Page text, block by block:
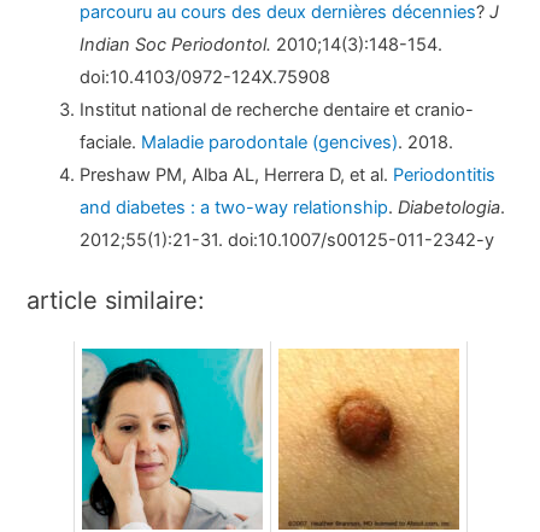
parcouru au cours des deux dernières décennies? J
Indian Soc Periodontol. 2010;14(3):148-154.
doi:10.4103/0972-124X.75908
Institut national de recherche dentaire et cranio-
faciale. Maladie parodontale (gencives). 2018.
Preshaw PM, Alba AL, Herrera D, et al. Periodontitis
and diabetes : a two-way relationship.Diabetologia.
2012;55(1):21-31. doi:10.1007/s00125-011-2342-y
article similaire: